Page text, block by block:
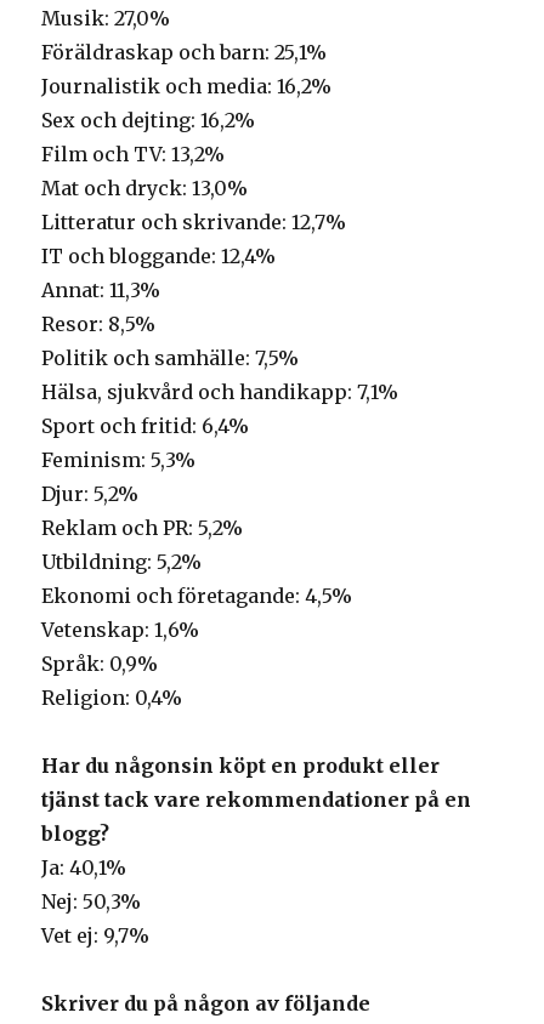
Musik: 27,0%
Föräldraskap och barn: 25,1%
Journalistik och media: 16,2%
Sex och dejting: 16,2%
Film och TV: 13,2%
Mat och dryck: 13,0%
Litteratur och skrivande: 12,7%
IT och bloggande: 12,4%
Annat: 11,3%
Resor: 8,5%
Politik och samhälle: 7,5%
Hälsa, sjukvård och handikapp: 7,1%
Sport och fritid: 6,4%
Feminism: 5,3%
Djur: 5,2%
Reklam och PR: 5,2%
Utbildning: 5,2%
Ekonomi och företagande: 4,5%
Vetenskap: 1,6%
Språk: 0,9%
Religion: 0,4%
Har du någonsin köpt en produkt eller
tjänst tack vare rekommendationer på en
blogg?
Ja: 40,1%
Nej: 50,3%
Vet ej: 9,7%
Skriver du på någon av följande